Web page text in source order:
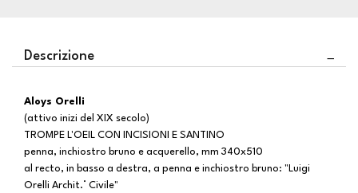
Descrizione
Aloys Orelli
(attivo inizi del XIX secolo)
TROMPE L'OEIL CON INCISIONI E SANTINO
penna, inchiostro bruno e acquerello, mm 340x510
al recto, in basso a destra, a penna e inchiostro bruno: "Luigi
Orelli Archit.° Civile"